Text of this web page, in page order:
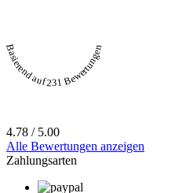
Basierend auf 231 Bewertungen
4.78 / 5.00
Alle Bewertungen anzeigen
Zahlungsarten